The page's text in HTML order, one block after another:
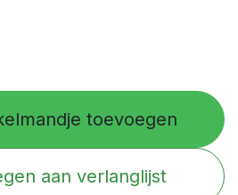
toevoegen
aan verlanglijst